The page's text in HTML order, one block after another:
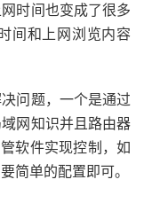
时间也变成了很多
间和上网浏览内容
问题，一个是通过
网知识并且路由器
软件实现控制，如
简单的配置即可。